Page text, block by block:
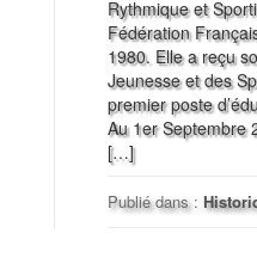
Rythmique et
Fédération
1980. Elle a reçu
Jeunesse et des
premier poste
Au 1er Septembre
[…]
Publié dans :